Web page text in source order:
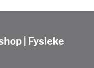
| Fysieke